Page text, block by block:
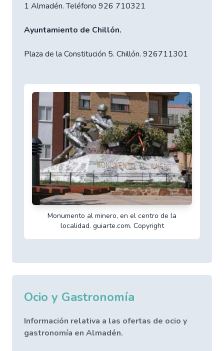
1 Almadén. Teléfono 926 710321
Ayuntamiento de Chillón.
Plaza de la Constitución 5. Chillón. 926711301
Monumento al minero, en el centro de la
localidad. guiarte.com. Copyright
Ocio y Gastronomía
Información relativa a las ofertas de ocio y
gastronomía en Almadén.